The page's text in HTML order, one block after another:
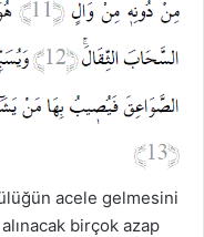
acele gelmesini
birçok azap